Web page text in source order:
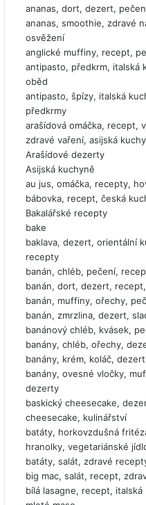
ananas, dort, dezert,
ananas, smoothie, zdravé
osvěžení
anglické muffiny, recept,
antipasto, předkrm, italská
oběd
antipasto, špízy, italská
předkrmy
arašídová omáčka, recept,
zdravé vaření, asijská
Arašídové dezerty
Asijská kuchyně
au jus, omáčka, recepty,
bábovka, recept, česká
Bakalářské recepty
bake
baklava, dezert, orientální
recepty
banán, chléb, pečení,
banán, dort, dezert,
banán, muffiny, ořechy,
banán, zmrzlina, dezert,
banánový chléb, kvásek,
banány, chléb, ořechy,
banány, krém, koláč,
banány, ovesné vločky,
dezerty
baskický cheesecake,
cheesecake, kulinářství
batáty, horkovzdušná
hranolky, vegetariánské
batáty, salát, zdravé
big mac, salát, recept,
bílá lasagne, recept,